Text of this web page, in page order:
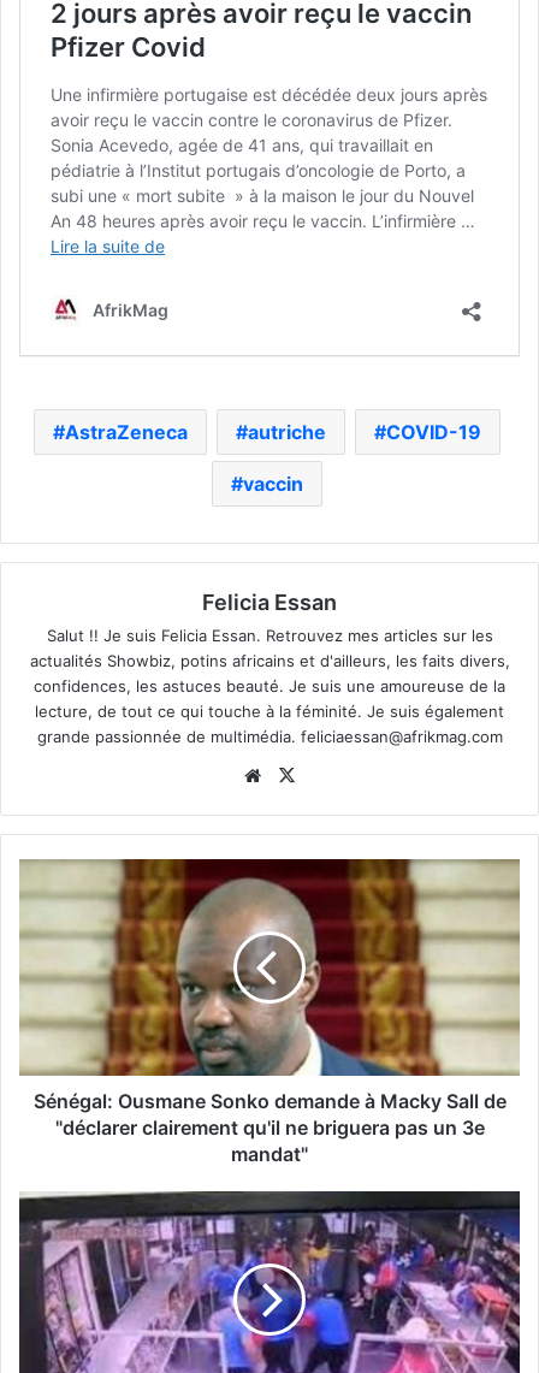
AstraZeneca autriche COVID-19
vaccin
Felicia Essan
Salut !! Je suis Felicia Essan. Retrouvez mes articles sur les
actualités Showbiz, potins africains et d'ailleurs, les faits divers,
confidences, les astuces beauté. Je suis une amoureuse de la
lecture, de tout ce qui touche à la féminité. Je suis également
grande passionnée de multimédia. feliciaessan@afrikmag.com
Website
Sénégal: Ousmane Sonko demande à Macky Sall de
"déclarer clairement qu'il ne briguera pas un 3e
mandat"